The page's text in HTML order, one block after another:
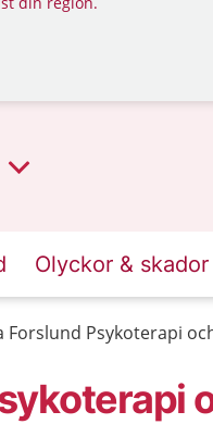
Olyckor & skador
Forslund Psykoterapi